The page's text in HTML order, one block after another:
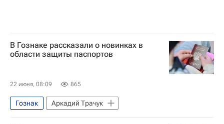
В Гознаке рассказали о новинках в
области защиты паспортов
22 июня, 08:09 865
Гознак Аркадий Трачук